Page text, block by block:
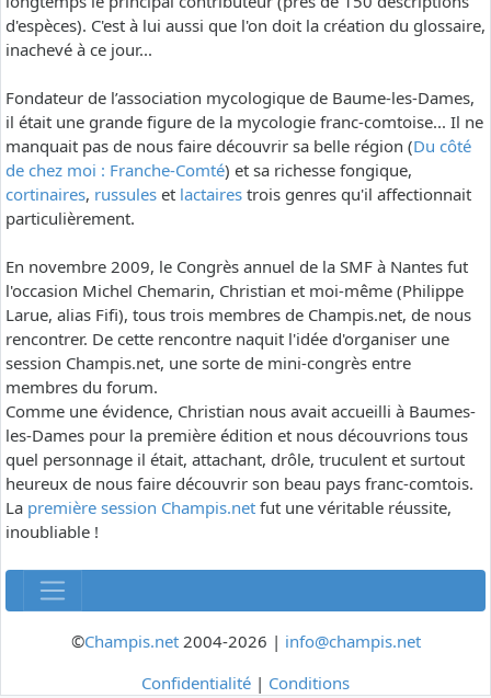
d'espèces). C'est à lui aussi que l'on doit la création du glossaire,
inachevé à ce jour...
Fondateur de l’association mycologique de Baume-les-Dames,
il était une grande figure de la mycologie franc-comtoise... Il ne
manquait pas de nous faire découvrir sa belle région (Du côté
de chez moi : Franche-Comté) et sa richesse fongique,
cortinaires, russules et lactaires trois genres qu'il affectionnait
particulièrement.
En novembre 2009, le Congrès annuel de la SMF à Nantes fut
l'occasion Michel Chemarin, Christian et moi-même (Philippe
Larue, alias Fifi), tous trois membres de Champis.net, de nous
rencontrer. De cette rencontre naquit l'idée d'organiser une
session Champis.net, une sorte de mini-congrès entre
membres du forum.
Comme une évidence, Christian nous avait accueilli à Baumes-
les-Dames pour la première édition et nous découvrions tous
quel personnage il était, attachant, drôle, truculent et surtout
heureux de nous faire découvrir son beau pays franc-comtois.
La première session Champis.net fut une véritable réussite,
inoubliable !
©Champis.net2004-2026 | info@champis.net
Confidentialité | Conditions